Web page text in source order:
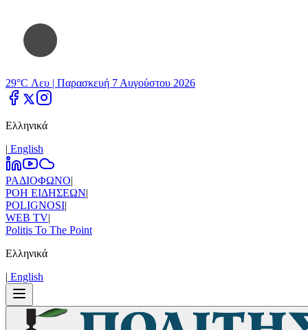
29°C Λευ | Παρασκευή 7 Αυγούστου 2026
Ελληνικά
| Εnglish
ΡΑΔΙΟΦΩΝΟ|
ΡΟΗ ΕΙΔΗΣΕΩΝ|
POLIGNOSI|
WEB TV|
Politis To The Point
Ελληνικά
| Εnglish